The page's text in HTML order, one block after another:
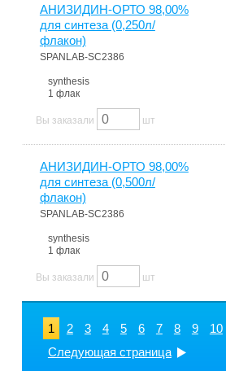
АНИЗИДИН-ОРТО 98,00%
для синтеза (0,250л/
флакон)
SPANLAB-SC2386
synthesis
1 флак
Вы заказали шт
АНИЗИДИН-ОРТО 98,00%
для синтеза (0,500л/
флакон)
SPANLAB-SC2386
synthesis
1 флак
Вы заказали шт
1 2 3 4 5 6 7 8 9 10
Следующая страница